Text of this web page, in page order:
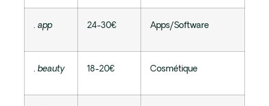
. app 24-30€ Apps/Software
. beauty 18-20€ Cosmétique